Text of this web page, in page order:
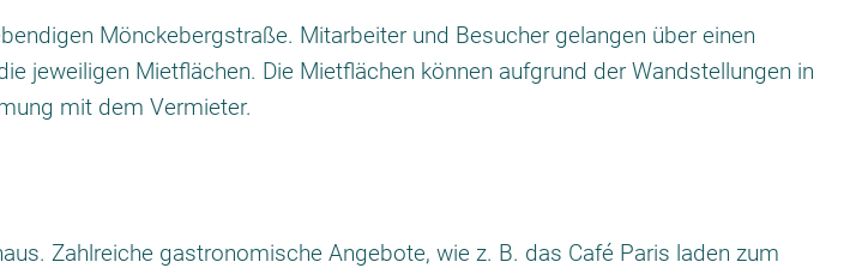
Mönckebergstraße. Mitarbeiter und Besucher gelangen über einen
jeweiligen Mietflächen. Die Mietflächen können aufgrund der Wandstellungen in
mit dem Vermieter.
Zahlreiche gastronomische Angebote, wie z. B. das Café Paris laden zum